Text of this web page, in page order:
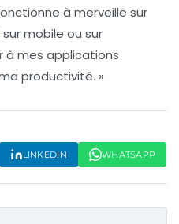
à merveille sur
mobile ou sur
à mes applications
productivité. »
LINKEDIN WHATSAPP